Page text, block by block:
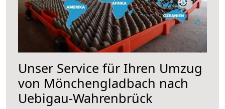
Unser Service für Ihren Umzug
von Mönchengladbach nach
Uebigau-Wahrenbrück